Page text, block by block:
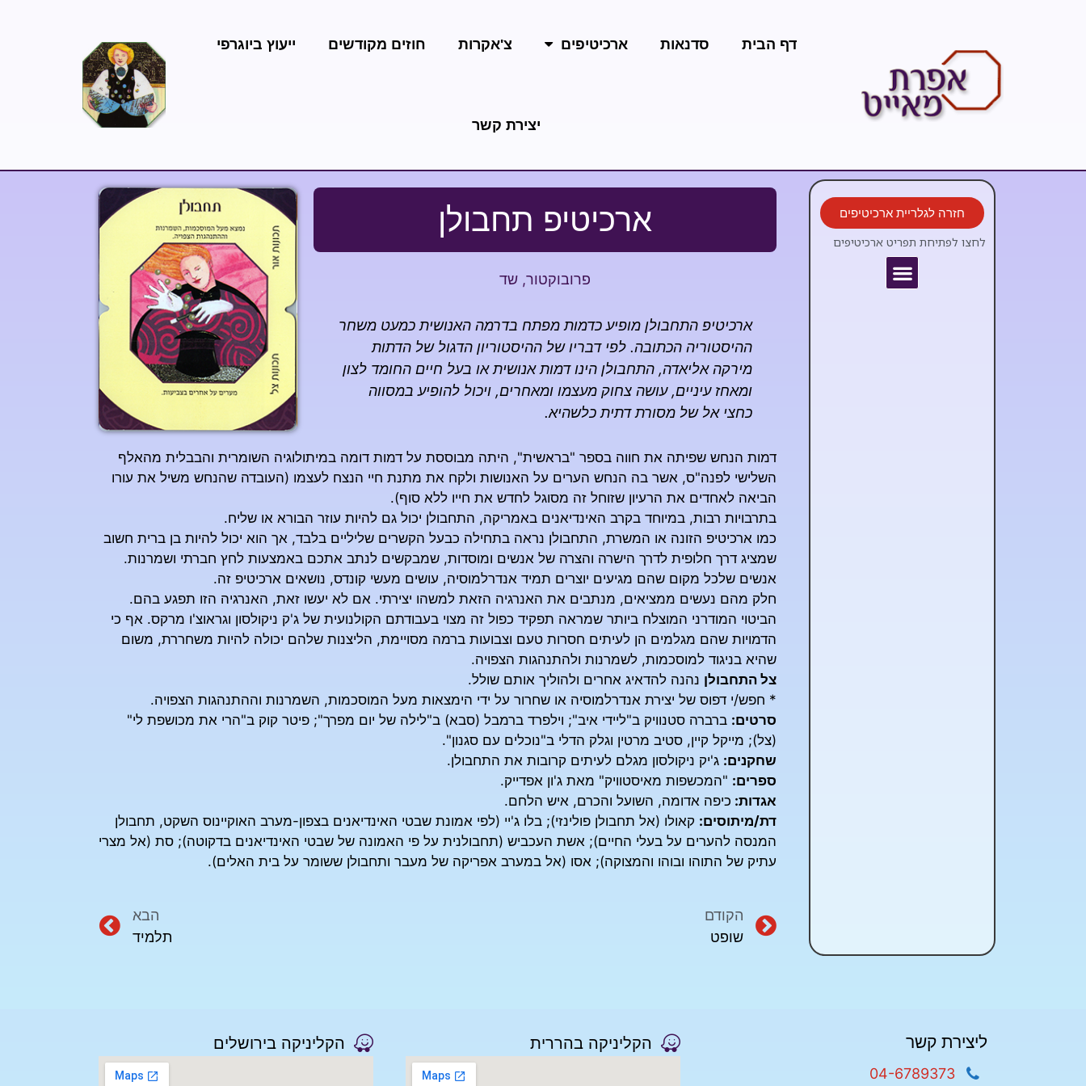
דף הבית סדנאות ארכיטיפים צ'אקרות חוזים מקודשים ייעוץ ביוגרפי
יצירת קשר
חזרה לגלריית ארכיטיפים
לחצו לפתיחת תפריט ארכיטיפים
ארכיטיפ תחבולן
פרובוקטור, שד
ארכיטיפ התחבולן מופיע כדמות מפתח בדרמה האנושית כמעט משחר
ההיסטוריה הכתובה. לפי דבריו של ההיסטוריון הדגול של הדתות
מירקה אליאדה, התחבולן הינו דמות אנושית או בעל חיים החומד לצון
ומאחז עיניים, עושה צחוק מעצמו ומאחרים, ויכול להופיע במסווה
כחצי אל של מסורת דתית כלשהיא.
דמות הנחש שפיתה את חווה בספר "בראשית", היתה מבוססת על דמות דומה במיתולוגיה השומרית והבבלית מהאלף
השלישי לפנה"ס, אשר בה הנחש הערים על האנושות ולקח את מתנת חיי הנצח לעצמו (העובדה שהנחש משיל את עורו
הביאה לאחדים את הרעיון שזוחל זה מסוגל לחדש את חייו ללא סוף).
בתרבויות רבות, במיוחד בקרב האינדיאנים באמריקה, התחבולן יכול גם להיות עוזר הבורא או שליח.
כמו ארכיטיפ הזונה או המשרת, התחבולן נראה בתחילה כבעל הקשרים שליליים בלבד, אך הוא יכול להיות בן ברית חשוב
שמציג דרך חלופית לדרך הישרה והצרה של אנשים ומוסדות, שמבקשים לנתב אתכם באמצעות לחץ חברתי ושמרנות.
אנשים שלכל מקום שהם מגיעים יוצרים תמיד אנדרלמוסיה, עושים מעשי קונדס, נושאים ארכיטיפ זה.
חלק מהם נעשים ממציאים, מנתבים את האנרגיה הזאת למשהו יצירתי. אם לא יעשו זאת, האנרגיה הזו תפגע בהם.
הביטוי המודרני המוצלח ביותר שמראה תפקיד כפול זה מצוי בעבודתם הקולנועית של ג'ק ניקולסון וגראוצ'ו מרקס. אף כי
הדמויות שהם מגלמים הן לעיתים חסרות טעם וצבועות ברמה מסויימת, הליצנות שלהם יכולה להיות משחררת, משום
שהיא בניגוד למוסכמות, לשמרנות ולהתנהגות הצפויה.
צל התחבולן נהנה להדאיג אחרים ולהוליך אותם שולל.
* חפש/י דפוס של יצירת אנדרלמוסיה או שחרור על ידי הימצאות מעל המוסכמות, השמרנות וההתנהגות הצפויה.
סרטים: ברברה סטנוויק ב"ליידי איב"; וילפרד ברמבל (סבא) ב"לילה של יום מפרך"; פיטר קוק ב"הרי את מכושפת לי"
(צל); מייקל קיין, סטיב מרטין וגלק הדלי ב"נוכלים עם סגנון".
שחקנים: ג'יק ניקולסון מגלם לעיתים קרובות את התחבולן.
ספרים: "המכשפות מאיסטוויק" מאת ג'ון אפדייק.
אגדות: כיפה אדומה, השועל והכרם, איש הלחם.
דת/מיתוסים: קאולו (אל תחבולן פולינזי); בלו ג'יי (לפי אמונת שבטי האינדיאנים בצפון-מערב האוקיינוס השקט, תחבולן
המנסה להערים על בעלי החיים); אשת העכביש (תחבולנית על פי האמונה של שבטי האינדיאנים בדקוטה); סת (אל מצרי
עתיק של התוהו ובוהו והמצוקה); אסו (אל במערב אפריקה של מעבר ותחבולן ששומר על בית האלים).
הקודם
שופט
הבא
תלמיד
ליצירת קשר
04-6789373
הקליניקה בהררית הקליניקה בירושלים